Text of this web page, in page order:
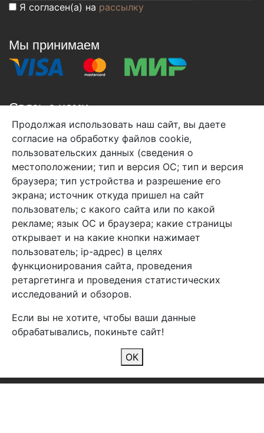
Я согласен(а) на рассылку
Мы принимаем
Связь с нами
+7 (495) 933-38-08
info@arben-textile.ru- оптовые продажи
Арбен текстиль г. Щелково, пер.
1-й Советский д.25, владение 2.
Мы в соц. сетях
2026 Copyright © Арбен
Продолжая использовать наш сайт, вы даете
согласие на обработку файлов cookie,
пользовательских данных (сведения о
местоположении; тип и версия ОС; тип и версия
браузера; тип устройства и разрешение его
экрана; источник откуда пришел на сайт
пользователь; с какого сайта или по какой
рекламе; язык ОС и браузера; какие страницы
открывает и на какие кнопки нажимает
пользователь; ip-адрес) в целях
функционирования сайта, проведения
ретаргетинга и проведения статистических
исследований и обзоров.
Если вы не хотите, чтобы ваши данные
обрабатывались, покиньте сайт!
ОК